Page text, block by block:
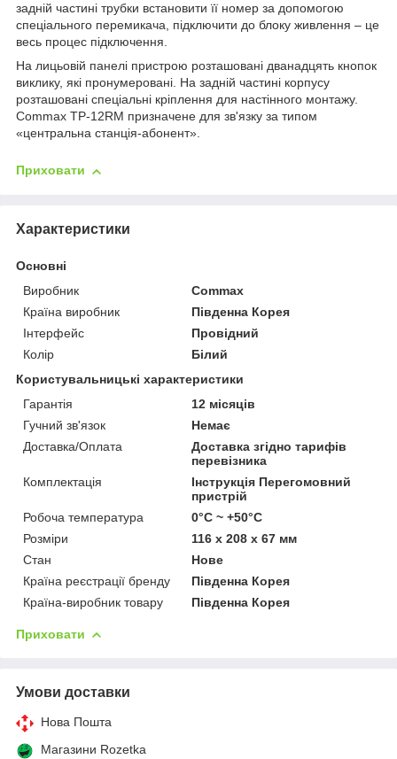
задній частині трубки встановити її номер за допомогою
спеціального перемикача, підключити до блоку живлення – це
весь процес підключення.
На лицьовій панелі пристрою розташовані дванадцять кнопок
виклику, які пронумеровані. На задній частині корпусу
розташовані спеціальні кріплення для настінного монтажу.
Commax TP-12RM призначене для зв'язку за типом
«центральна станція-абонент».
Приховати
Характеристики
Основні
Виробник
Commax
Країна виробник
Південна Корея
Інтерфейс
Провідний
Колір
Білий
Користувальницькі характеристики
Гарантія
12 місяців
Гучний зв'язок
Немає
Доставка/Оплата
Доставка згідно тарифів
перевізника
Комплектація
Інструкція Перегомовний
пристрій
Робоча температура
0°C ~ +50°C
Розміри
116 x 208 x 67 мм
Стан
Нове
Країна реєстрації бренду
Південна Корея
Країна-виробник товару
Південна Корея
Приховати
Умови доставки
Нова Пошта
Магазини Rozetka